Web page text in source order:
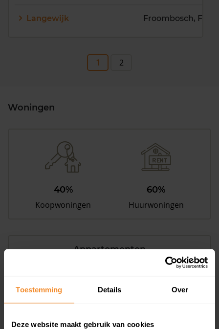
Toestemming Details Over
Deze website maakt gebruik van cookies
Langewijk
1 2
Woningen
40%
Koopwoningen
60%
Huurwoningen
Appartementen
aandeel van totale woningen